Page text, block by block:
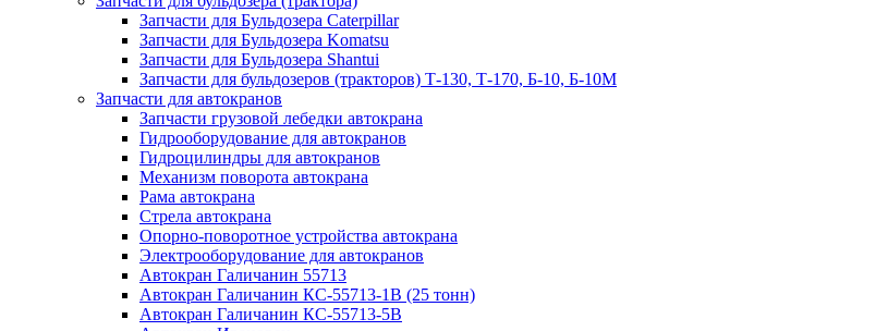
Запчасти для Бульдозера Caterpillar
Запчасти для Бульдозера Komatsu
Запчасти для Бульдозера Shantui
Запчасти для бульдозеров (тракторов) Т-130, Т-170, Б-10, Б-10М
Запчасти для автокранов
Запчасти грузовой лебедки автокрана
Гидрооборудование для автокранов
Гидроцилиндры для автокранов
Механизм поворота автокрана
Рама автокрана
Стрела автокрана
Опорно-поворотное устройства автокрана
Электрооборудование для автокранов
Автокран Галичанин 55713
Автокран Галичанин КС-55713-1В (25 тонн)
Автокран Галичанин КС-55713-5В